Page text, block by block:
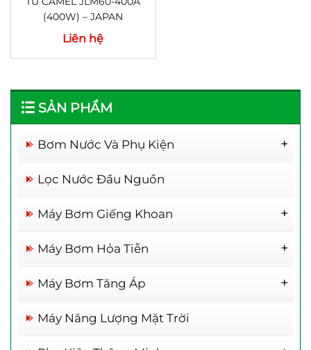
(400W) – JAPAN
Liên hệ
SẢN PHẨM
Bơm Nước Và Phụ Kiện
Rơ Le Thông Minh
Lọc Nước Đầu Nguồn
Máy Bơm Giếng Khoan
Máy Bơm 1 Đầu Inox
Máy Bơm Hai Đầu
Máy Bơm Hỏa Tiễn
Máy Bơm Hỏa Tiễn 2inch
Máy Bơm Hỏa Tiễn 4inch
Máy Bơm Tăng Áp
Máy Năng Lượng Mặt Trời